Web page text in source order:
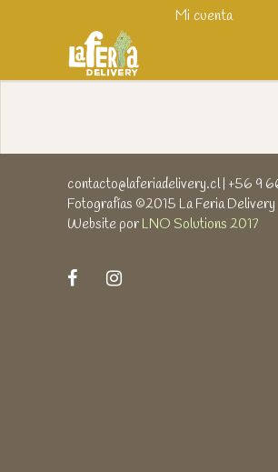
Mi cuenta
contacto@laferiadelivery.cl| +56 9
Fotografías ©2015 La Feria Delivery
Website por LNO Solutions 2017